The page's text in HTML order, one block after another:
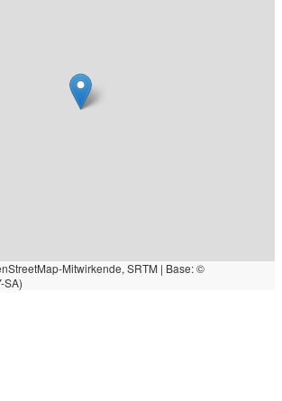
Mitwirkende, SRTM | Base: ©
SA)